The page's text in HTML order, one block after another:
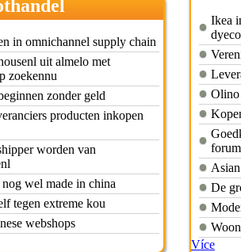
in omnichannel supply chain
uit almelo met
zoekennu
zonder geld
producten inkopen
worden van
wel made in china
tegen extreme kou
webshops
Ikea
Olino
De
Více